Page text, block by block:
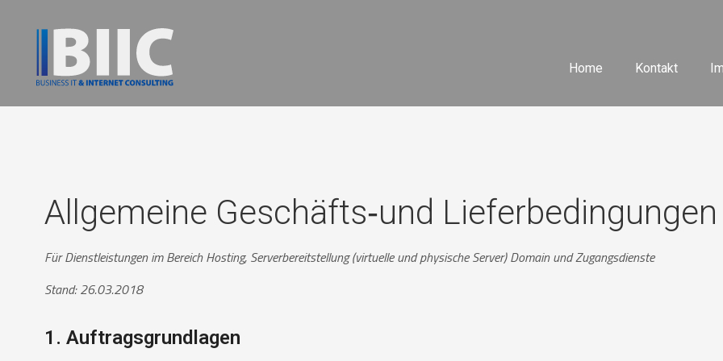
Home Kontakt
Allgemeine Geschäfts‐und Lieferbedingungen
Für Dienstleistungen im BereichHosting, Serverbereitstellung (virtuelle und physische Server)Domain und Zugangsdienste
Stand: 26.03.2018
1. Auftragsgrundlagen